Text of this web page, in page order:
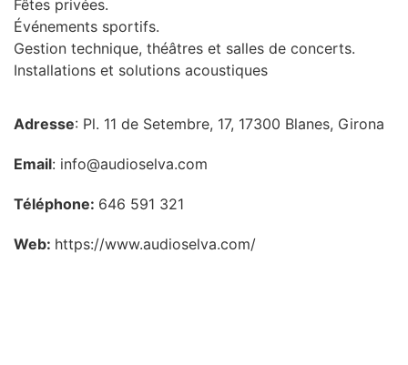
Fêtes privées.
Événements sportifs.
Gestion technique, théâtres et salles de concerts.
Installations et solutions acoustiques
Adresse: Pl. 11 de Setembre, 17, 17300 Blanes, Girona
Email: info@audioselva.com
Téléphone: 646 591 321
Web: https://www.audioselva.com/